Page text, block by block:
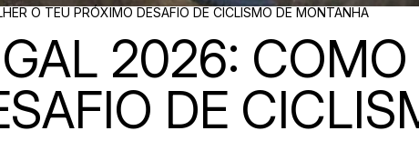
O TEU PRÓXIMO DESAFIO DE CICLISMO DE MONTANHA
2026: COMO
DE